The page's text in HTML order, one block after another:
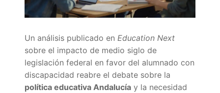
Adián Almería
Adián Cádiz
Adián Córdoba
Noticias
Enlaces
Consejería de Educación
Contacto
Un análisis publicado en Education Next
sobre el impacto de medio siglo de
legislación federal en favor del alumnado con
discapacidad reabre el debate sobre la
política educativa Andalucía y la necesidad